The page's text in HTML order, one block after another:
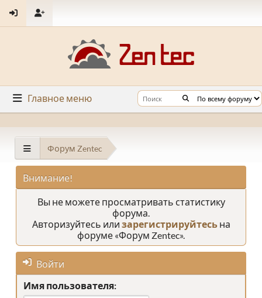
Главное меню
Форум Zentec
Внимание!
Вы не можете просматривать статистику
форума.
Авторизуйтесь или зарегистрируйтесьна
форуме «Форум Zentec».
Войти
Имя пользователя: